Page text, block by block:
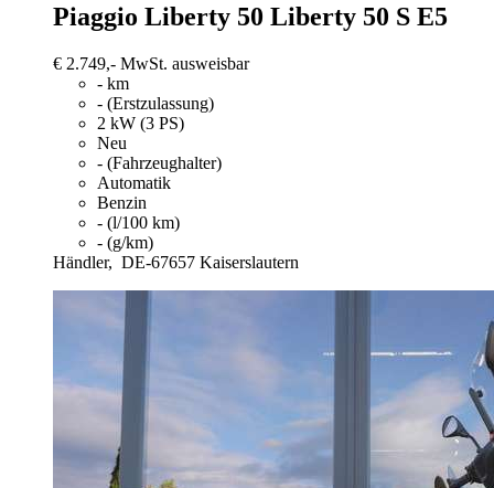
Piaggio Liberty 50 Liberty 50 S E5
€ 2.749,- MwSt. ausweisbar
- km
- (Erstzulassung)
2 kW (3 PS)
Neu
- (Fahrzeughalter)
Automatik
Benzin
- (l/100 km)
- (g/km)
Händler, DE-67657 Kaiserslautern